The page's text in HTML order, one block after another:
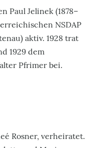
Paul Jelinek (1878–
NSDAP
aktiv. 1928 trat
1929 dem
Pfrimer bei.
Rosner, verheiratet.